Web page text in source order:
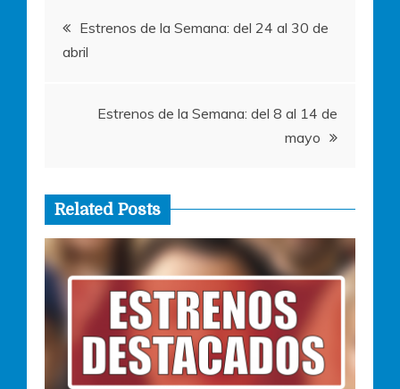
k
Navegación
entradas
Estrenos de la Semana: del 24 al 30 de
abril
Estrenos de la Semana: del 8 al 14 de
mayo
Related Posts